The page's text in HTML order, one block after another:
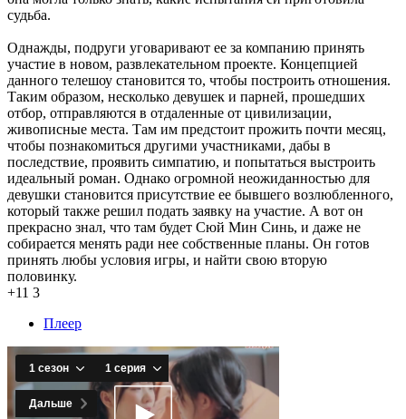
судьба.
Однажды, подруги уговаривают ее за компанию принять
участие в новом, развлекательном проекте. Концепцией
данного телешоу становится то, чтобы построить отношения.
Таким образом, несколько девушек и парней, прошедших
отбор, отправляются в отдаленные от цивилизации,
живописные места. Там им предстоит прожить почти месяц,
чтобы познакомиться другими участниками, дабы в
последствие, проявить симпатию, и попытаться выстроить
идеальный роман. Однако огромной неожиданностью для
девушки становится присутствие ее бывшего возлюбленного,
который также решил подать заявку на участие. А вот он
прекрасно знал, что там будет Сюй Мин Синь, и даже не
собирается менять ради нее собственные планы. Он готов
принять любы условия игры, и найти свою вторую
половинку.
+11 3
Плеер